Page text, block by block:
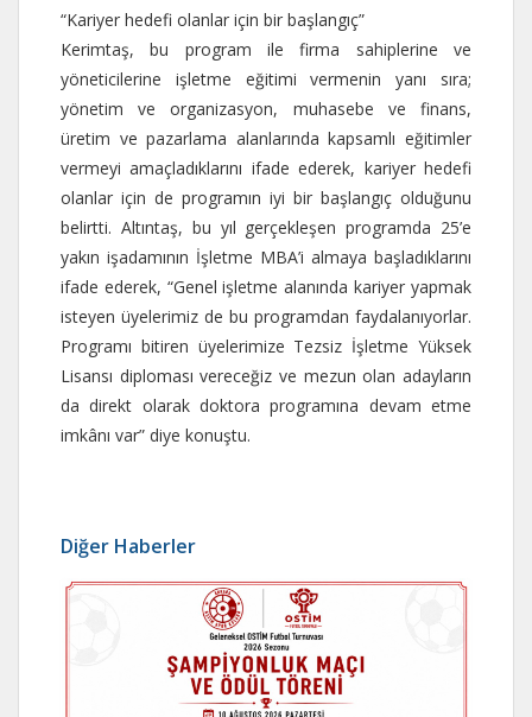
“Kariyer hedefi olanlar için bir başlangıç”
Kerimtaş, bu program ile firma sahiplerine ve
yöneticilerine işletme eğitimi vermenin yanı sıra;
yönetim ve organizasyon, muhasebe ve finans,
üretim ve pazarlama alanlarında kapsamlı eğitimler
vermeyi amaçladıklarını ifade ederek, kariyer hedefi
olanlar için de programın iyi bir başlangıç olduğunu
belirtti. Altıntaş, bu yıl gerçekleşen programda 25’e
yakın işadamının İşletme MBA’i almaya başladıklarını
ifade ederek, “Genel işletme alanında kariyer yapmak
isteyen üyelerimiz de bu programdan faydalanıyorlar.
Programı bitiren üyelerimize Tezsiz İşletme Yüksek
Lisansı diploması vereceğiz ve mezun olan adayların
da direkt olarak doktora programına devam etme
imkânı var” diye konuştu.
Diğer Haberler